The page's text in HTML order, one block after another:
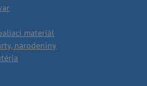
materiál
narodeniny